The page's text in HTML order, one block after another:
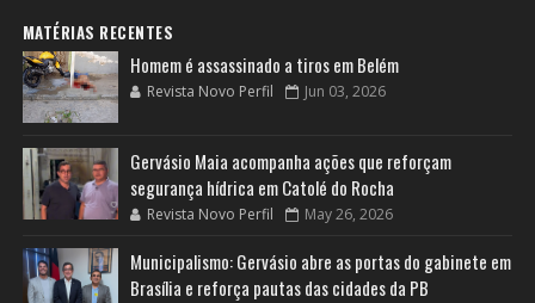
MATÉRIAS RECENTES
Homem é assassinado a tiros em Belém
Revista Novo Perfil Jun 03, 2026
Gervásio Maia acompanha ações que reforçam
segurança hídrica em Catolé do Rocha
Revista Novo Perfil May 26, 2026
Municipalismo: Gervásio abre as portas do gabinete em
Brasília e reforça pautas das cidades da PB